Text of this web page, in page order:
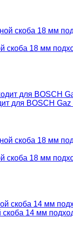
скоба 18 мм
для BOSCH
скоба 18 мм
скоба 14 мм